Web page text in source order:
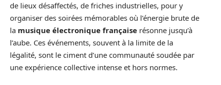
de lieux désaffectés, de friches industrielles, pour y
organiser des soirées mémorables où l’énergie brute de
la musique électronique française résonne jusqu’à
l’aube. Ces événements, souvent à la limite de la
légalité, sont le ciment d’une communauté soudée par
une expérience collective intense et hors normes.